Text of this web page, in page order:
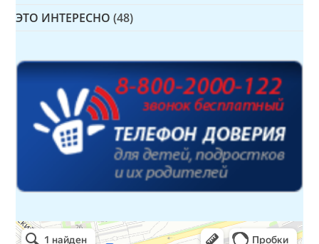
ЭТО ИНТЕРЕСНО (48)
Детская библиотека № 14 Дружбы народов
Библиотека в Севастополе